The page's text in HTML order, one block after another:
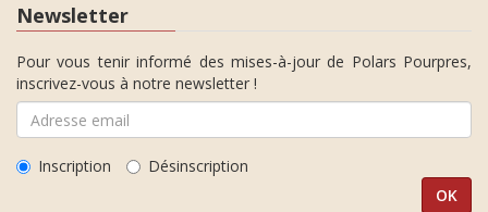
Newsletter
Pour vous tenir informé des mises-à-jour de Polars Pourpres,
inscrivez-vous à notre newsletter !
Inscription Désinscription